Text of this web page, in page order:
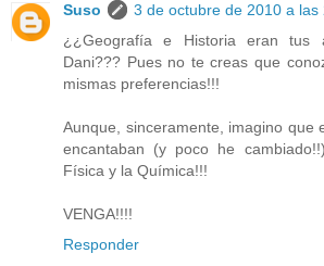
Suso
3 de octubre de 2010 a las
¿¿Geografía e Historia eran tus
Dani??? Pues no te creas que
mismas preferencias!!!
Aunque, sinceramente, imagino que
encantaban (y poco he
Física y la Química!!!
VENGA!!!!
Responder